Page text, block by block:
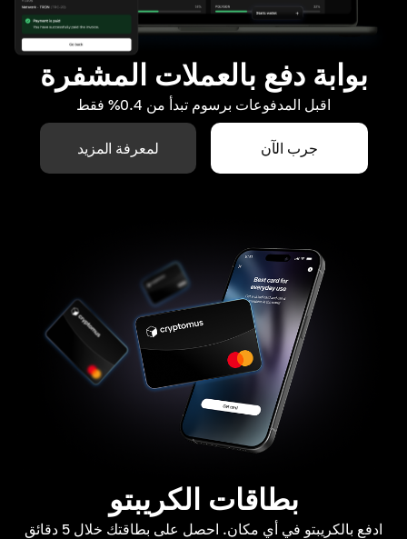
بوابة دفع بالعملات المشفرة
اقبل المدفوعات برسوم تبدأ من 0.4% فقط
جرب الآن لمعرفة المزيد
بطاقات الكريبتو
ادفع بالكريبتو في أي مكان. احصل على بطاقتك خلال 5 دقائق